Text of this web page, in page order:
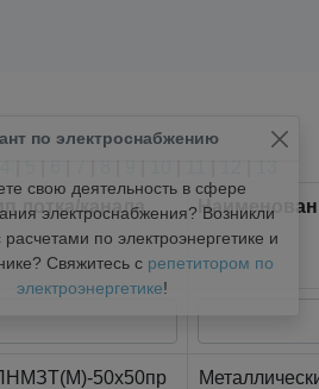
по электроснабжению
свою деятельность в сфере
электроснабжения? Возникли
по электроэнергетике и
Свяжитесь с репетитором по
электроэнергетике!
366из366записей.
лотка/канала
50x50пр